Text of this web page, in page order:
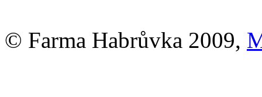
© Farma Habrůvka 2009,